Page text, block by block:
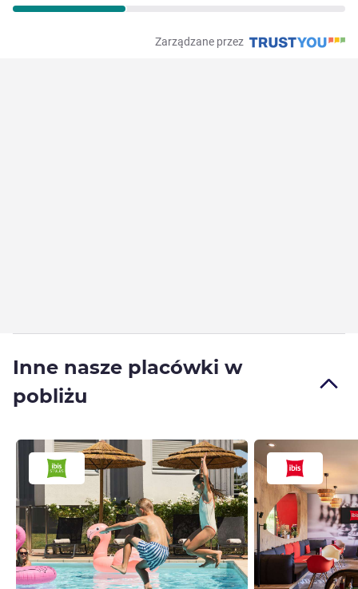
Zarządzane przez
Inne nasze placówki w
pobliżu